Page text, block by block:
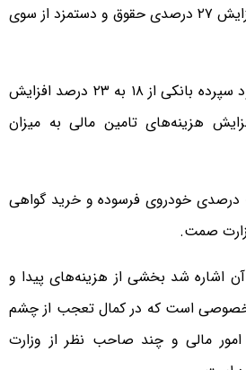
۲- از ابتدای سال جاری افزایش ۲۷ درصدی حقوق و دستمزد از سوی
۳- در سال جاری، نرخ سود سپرده بانکی از ۱۸ به ۲۳ درصد افزایش
هزینه‌های تامین مالی به میزان
۴- اضافه شدن هزینه ۰.۵ درصدی خودروی فرسوده و خرید گواهی
صمت.
آن اشاره شد بخشی از هزینه‌های پیدا و
است که در کمال تعجب از چشم
امور مالی و چند صاحب نظر از وزارت